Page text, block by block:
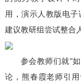
用，演示人教版电子
建议教研组尝试整合
参会教师们就“
论，熊春霞老师引